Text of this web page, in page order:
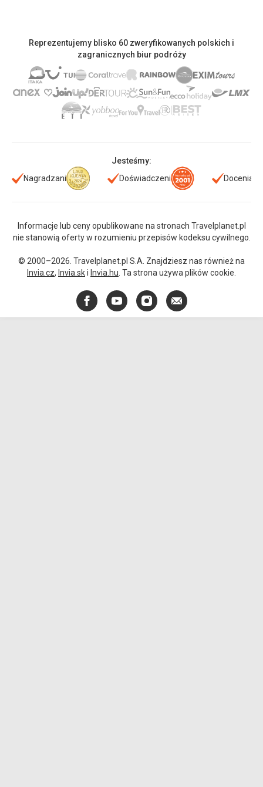
Reprezentujemy blisko 60 zweryfikowanych polskich i
zagranicznych biur podróży
Jesteśmy:
Nagradzani
Doświadczeni Doceniani
Informacje lub ceny opublikowane na stronach Travelplanet.pl
nie stanowią oferty w rozumieniu przepisów kodeksu cywilnego.
© 2000–2026. Travelplanet.pl S.A. Znajdziesz nas również na
Invia.cz, Invia.ski Invia.hu . Ta strona używa plików cookie.
FacebookYouTubeInstagram
E-
mail